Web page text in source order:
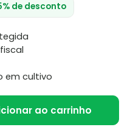
de desconto
em cultivo
ao carrinho